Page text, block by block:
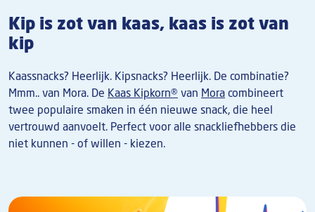
Kip is zot van kaas, kaas is zot van
kip
Kaassnacks? Heerlijk. Kipsnacks? Heerlijk. De combinatie?
Mmm.. van Mora. De Kaas Kipkorn® van Moracombineert
twee populaire smaken in één nieuwe snack, die heel
vertrouwd aanvoelt. Perfect voor alle snackliefhebbers die
niet kunnen - of willen - kiezen.